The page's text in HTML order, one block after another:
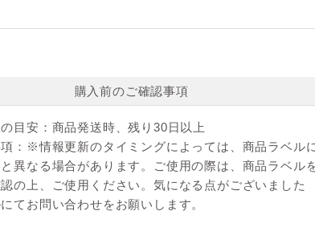
購入前のご確認事項
目安： 商品発送時、残り30日以上
： ※情報更新のタイミングによっては、商品ラベル
異なる場合があります。ご使用の際は、商品ラベル
の上、ご使用ください。気になる点がございました
てお問い合わせをお願いします。